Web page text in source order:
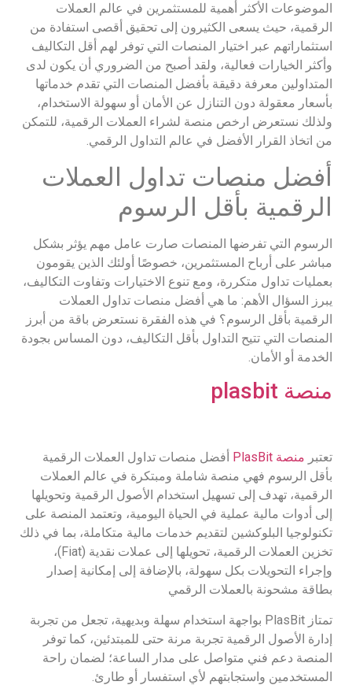
الموضوعات الأكثر أهمية للمستثمرين في عالم العملات
الرقمية، حيث يسعى الكثيرون إلى تحقيق أقصى استفادة من
استثماراتهم عبر اختيار المنصات التي توفر لهم أقل التكاليف
وأكثر الخيارات فعالية، ولقد أصبح من الضروري أن يكون لدى
المتداولين معرفة دقيقة بأفضل المنصات التي تقدم خدماتها
بأسعار معقولة دون التنازل عن الأمان أو سهولة الاستخدام،
ولذلك نستعرض ارخص منصة لشراء العملات الرقمية، للتمكن
من اتخاذ القرار الأفضل في عالم التداول الرقمي.
أفضل منصات تداول العملات
الرقمية بأقل الرسوم
الرسوم التي تفرضها المنصات صارت عامل مهم يؤثر بشكل
مباشر على أرباح المستثمرين، خصوصًا أولئك الذين يقومون
بعمليات تداول متكررة، ومع تنوع الاختيارات وتفاوت التكاليف،
يبرز السؤال الأهم: ما هي أفضل منصات تداول العملات
الرقمية بأقل الرسوم؟ في هذه الفقرة نستعرض باقة من أبرز
المنصات التي تتيح التداول بأقل التكاليف، دون المساس بجودة
الخدمة أو الأمان.
منصة plasbit
تعتبر منصة PlasBit
أفضل منصات تداول العملات الرقمية
بأقل الرسوم فهي منصة شاملة ومبتكرة في عالم العملات
الرقمية، تهدف إلى تسهيل استخدام الأصول الرقمية وتحويلها
إلى أدوات مالية عملية في الحياة اليومية، وتعتمد المنصة على
تكنولوجيا البلوكشين لتقديم خدمات مالية متكاملة، بما في ذلك
تخزين العملات الرقمية، تحويلها إلى عملات نقدية (Fiat)،
وإجراء التحويلات بكل سهولة، بالإضافة إلى إمكانية إصدار
بطاقة مشحونة بالعملات الرقمي
تمتاز PlasBit بواجهة استخدام سهلة وبديهية، تجعل من تجربة
إدارة الأصول الرقمية تجربة مرنة حتى للمبتدئين، كما توفر
المنصة دعم فني متواصل على مدار الساعة؛ لضمان راحة
المستخدمين واستجابتهم لأي استفسار أو طارئ.